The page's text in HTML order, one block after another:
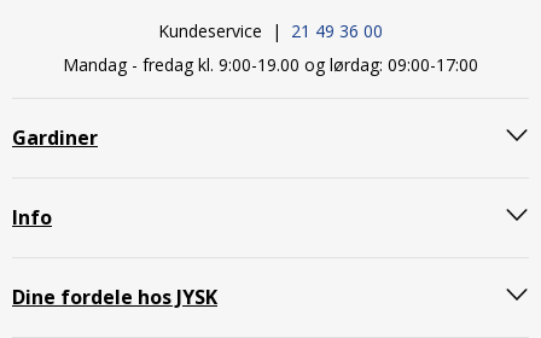
Kundeservice | 21 49 36 00
Mandag - fredag kl. 9:00-19.00 og lørdag: 09:00-17:00
Gardiner
Info
Dine fordele hos JYSK